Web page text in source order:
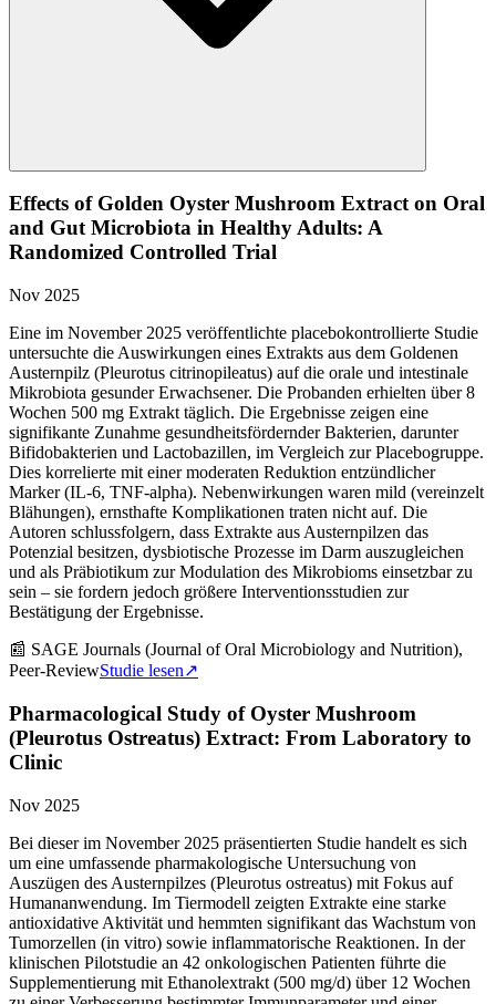
Effects of Golden Oyster Mushroom Extract on Oral
and Gut Microbiota in Healthy Adults: A
Randomized Controlled Trial
Nov 2025
Eine im November 2025 veröffentlichte placebokontrollierte Studie
untersuchte die Auswirkungen eines Extrakts aus dem Goldenen
Austernpilz (Pleurotus citrinopileatus) auf die orale und intestinale
Mikrobiota gesunder Erwachsener. Die Probanden erhielten über 8
Wochen 500 mg Extrakt täglich. Die Ergebnisse zeigen eine
signifikante Zunahme gesundheitsfördernder Bakterien, darunter
Bifidobakterien und Lactobazillen, im Vergleich zur Placebogruppe.
Dies korrelierte mit einer moderaten Reduktion entzündlicher
Marker (IL-6, TNF-alpha). Nebenwirkungen waren mild (vereinzelt
Blähungen), ernsthafte Komplikationen traten nicht auf. Die
Autoren schlussfolgern, dass Extrakte aus Austernpilzen das
Potenzial besitzen, dysbiotische Prozesse im Darm auszugleichen
und als Präbiotikum zur Modulation des Mikrobioms einsetzbar zu
sein – sie fordern jedoch größere Interventionsstudien zur
Bestätigung der Ergebnisse.
📰 SAGE Journals (Journal of Oral Microbiology and Nutrition),
Peer-ReviewStudie lesen↗
Pharmacological Study of Oyster Mushroom
(Pleurotus Ostreatus) Extract: From Laboratory to
Clinic
Nov 2025
Bei dieser im November 2025 präsentierten Studie handelt es sich
um eine umfassende pharmakologische Untersuchung von
Auszügen des Austernpilzes (Pleurotus ostreatus) mit Fokus auf
Humananwendung. Im Tiermodell zeigten Extrakte eine starke
antioxidative Aktivität und hemmten signifikant das Wachstum von
Tumorzellen (in vitro) sowie inflammatorische Reaktionen. In der
klinischen Pilotstudie an 42 onkologischen Patienten führte die
Supplementierung mit Ethanolextrakt (500 mg/d) über 12 Wochen